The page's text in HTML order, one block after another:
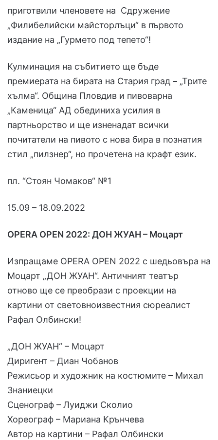
приготвили членовете на Сдружение
„Филибелийски майсторлъци“ в първото
издание на „Гурмето под тепето“!
Кулминация на събитието ще бъде
премиерата на бирата на Стария град – „Трите
хълма“. Община Пловдив и пивоварна
„Каменица“ АД обединиха усилия в
партньорство и ще изненадат всички
почитатели на пивото с нова бира в познатия
стил „пилзнер“, но прочетена на крафт език.
пл. “Стоян Чомаков“ №1
15.09 – 18.09.2022
OPERA OPEN 2022: ДОН ЖУАН – Моцарт
Изпращаме OPERA OPEN 2022 с шедьовъра на
Моцарт „ДОН ЖУАН“. Античният театър
отново ще се преобрази с проекции на
картини от световноизвестния сюреалист
Рафал Олбински!
„ДОН ЖУАН“ – Моцарт
Диригент – Диан Чобанов
Режисьор и художник на костюмите – Михал
Знаниецки
Сценограф – Луиджи Сколио
Хореограф – Мариана Крънчева
Автор на картини – Рафал Олбински